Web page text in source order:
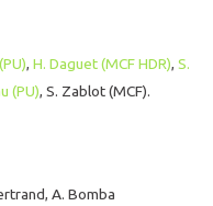
, H. Daguet (MCF HDR), S.
(PU), S. Zablot (MCF).
A. Bomba